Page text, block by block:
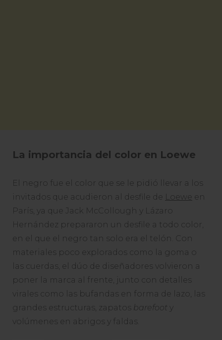
La importancia del color en Loewe
El negro fue el color que se le pidió llevar a los
invitados que acudieron al desfile de Loewe en
París, ya que Jack McCollough y Lázaro
Hernández prepararon un desfile a todo color,
en el que el negro tan solo era el telón. Con
materiales poco explorados como la goma o
las cuerdas, el dúo de diseñadores volvieron a
poner la marca al frente, junto con detalles
virales como las bufandas en forma de lazo, las
grandes estructuras, zapatos barefoot y
volúmenes en abrigos y faldas.